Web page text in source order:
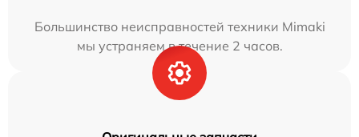
Большинство неисправностей техники Mimaki
мы устраняем в течение 2 часов.